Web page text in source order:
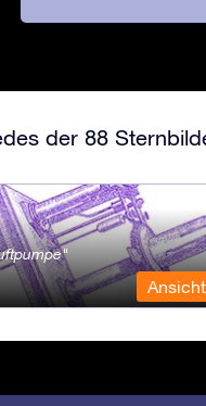
der 88
Ansicht